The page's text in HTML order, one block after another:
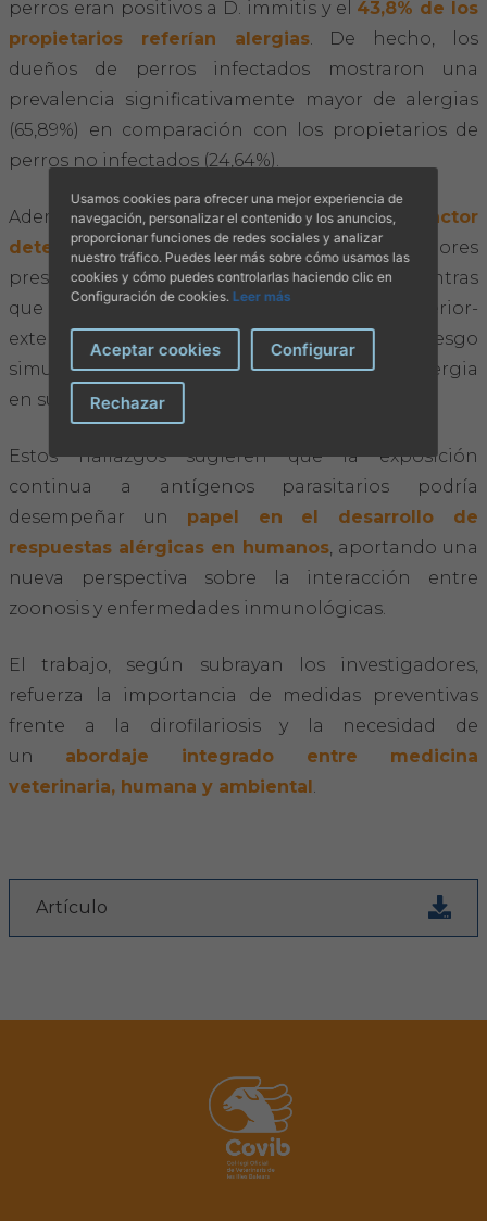
perros eran positivos a D. immitis y el 43,8% de los
propietarios referían alergias. De hecho, los
dueños de perros infectados mostraron una
prevalencia significativamente mayor de alergias
(65,89%) en comparación con los propietarios de
perros no infectados (24,64%).
Además, el hábitat del animal resultó ser un
factor
determinante; los perros que vivían en interiores
presentaron menor riesgo de infección, mientras
que los que habitaban entornos mixtos (interior-
exterior) fueron asociados con un mayor riesgo
simultáneo de infección en los perros y de alergia
en sus propietarios.
Estos hallazgos sugieren que la exposición
continua a antígenos parasitarios podría
desempeñar un papel en el desarrollo de
respuestas alérgicas en humanos, aportando una
nueva perspectiva sobre la interacción entre
zoonosis y enfermedades inmunológicas.
El trabajo, según subrayan los investigadores,
refuerza la importancia de medidas preventivas
frente a la dirofilariosis y la necesidad de
un abordaje integrado entre medicina
veterinaria, humana y ambiental.
Artículo
Usamos cookies para ofrecer una mejor experiencia de
navegación, personalizar el contenido y los anuncios,
proporcionar funciones de redes sociales y analizar
nuestro tráfico. Puedes leer más sobre cómo usamos las
cookies y cómo puedes controlarlas haciendo clic en
Configuración de cookies. Leer más
Aceptar cookies Configurar
Rechazar